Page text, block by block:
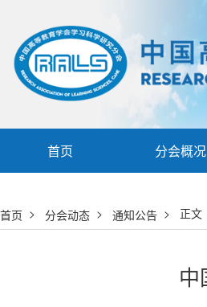
首页 分会概况
首页 > 分会动态 > 通知公告 > 正文
中